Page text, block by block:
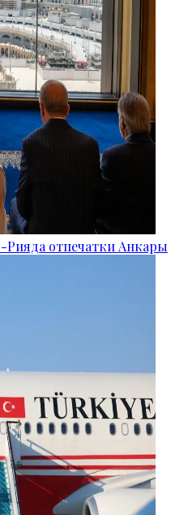
отпечатки Анкары